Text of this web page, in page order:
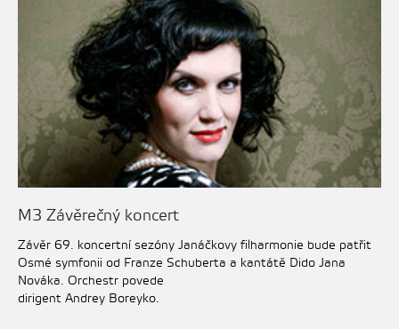
M3 Závěrečný koncert
Závěr 69. koncertní sezóny Janáčkovy filharmonie bude patřit
Osmé symfonii od Franze Schuberta a kantátě Dido Jana
Nováka. Orchestr povede
dirigent Andrey Boreyko.